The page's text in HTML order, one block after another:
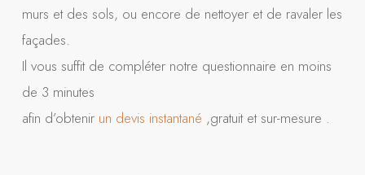
murs et des sols, ou encore de nettoyer et de ravaler les
façades.
Il vous suffit de compléter notre questionnaire en moins
de 3 minutes
afin d’obtenir un devis instantané ,gratuit et sur-mesure .